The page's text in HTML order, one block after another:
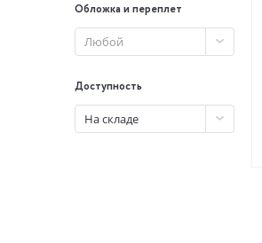
Обложка и переплет
Любой
Доступность
На складе